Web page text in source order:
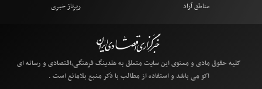
مناطق آزاد
رپرتاژ خبری
کلیه حقوق مادی و معنوی این سایت متعلق به هلدینگ فرهنگی،اقتصادی و رسانه ای
اکو می باشد و استفاده از مطالب با ذکر منبع بلامانع است .